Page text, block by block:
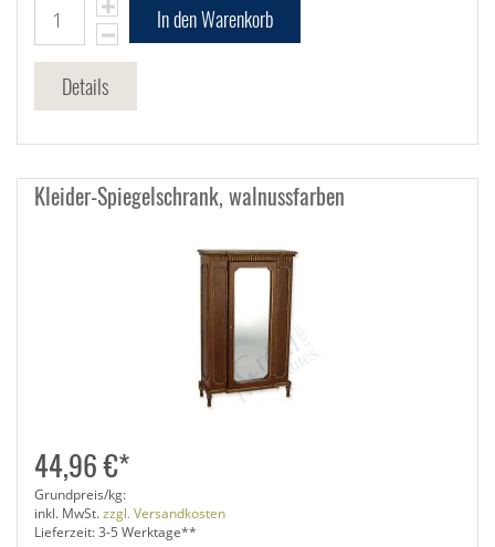
In den Warenkorb
Details
Kleider-Spiegelschrank, walnussfarben
44,96 €*
Grundpreis/kg:
inkl. MwSt.zzgl. Versandkosten
Lieferzeit: 3-5 Werktage**